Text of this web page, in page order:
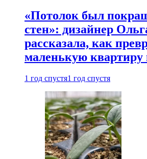
«Потолок был
стен»: дизайнер
рассказала, как
маленькую
1 год спустя1 год спустя